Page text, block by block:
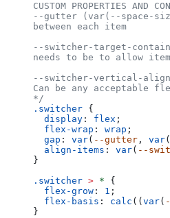
CUSTOM PROPERTIES AND
--gutter (var(--space-
between each item
--switcher-target-
needs to be to allow
--switcher-vertical-
Can be any acceptable
*/
.switcher {
  display
: flex ;
  flex-wrap
: wrap ;
  gap
: var( --gutter , var(
  align-items
: var( --
}
.switcher > * {
  flex-grow
: 1 ;
  flex-basis
: calc (( var(
}